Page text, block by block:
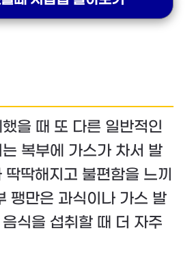
을 때 또 다른 일반적인
복부에 가스가 차서 발
딱해지고 불편함을 느끼
팽만은 과식이나 가스 발
식을 섭취할 때 더 자주